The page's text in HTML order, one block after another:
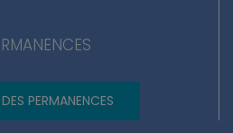
PERMANENCES